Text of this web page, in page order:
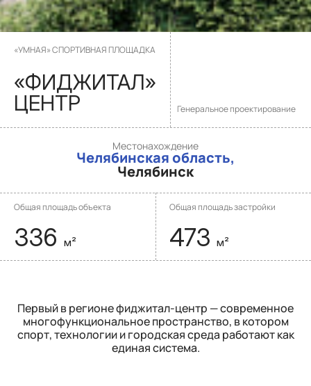
«УМНАЯ» СПОРТИВНАЯ ПЛОЩАДКА
«ФИДЖИТАЛ»
ЦЕНТР
Генеральное проектирование
Местонахождение
Челябинская область,
Челябинск
Общая площадь объекта
336 м²
Общая площадь застройки
473 м²
Первый в регионе фиджитал-центр — современное
многофункциональное пространство, в котором
спорт, технологии и городская среда работают как
единая система.